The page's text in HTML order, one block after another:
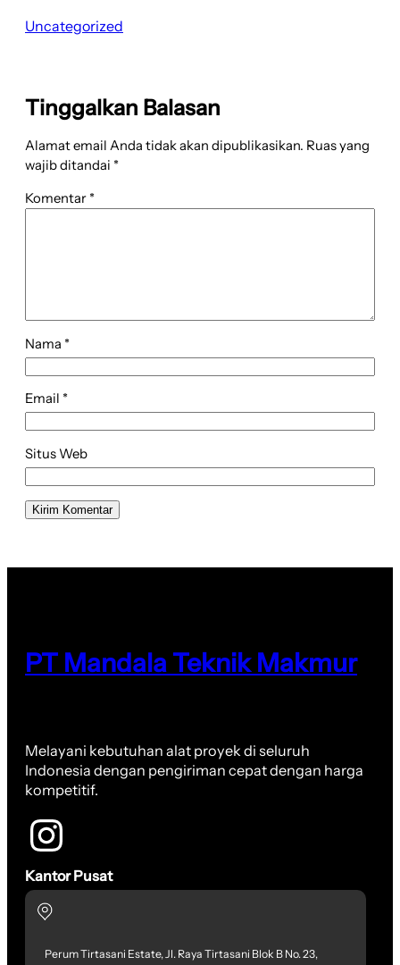
Uncategorized
Tinggalkan Balasan
Alamat email Anda tidak akan dipublikasikan. Ruas yang
wajib ditandai *
Komentar *
Nama *
Email *
Situs Web
PT Mandala Teknik Makmur
Melayani kebutuhan alat proyek di seluruh
Indonesia dengan pengiriman cepat dengan harga
kompetitif.
Kantor Pusat
Perum Tirtasani Estate, Jl. Raya Tirtasani Blok B No. 23,